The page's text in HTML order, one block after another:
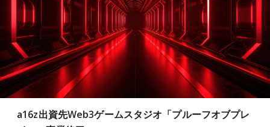
a16z出資先Web3ゲームスタジオ「プルーフオブプレ